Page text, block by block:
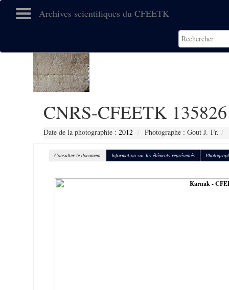
Archives scientifiques du CFEETK
CNRS-CFEETK 135826
Date de la photographie : 2012 Photographe : Gout J.-Fr.
Consulter le document Information sur les éléments représentés